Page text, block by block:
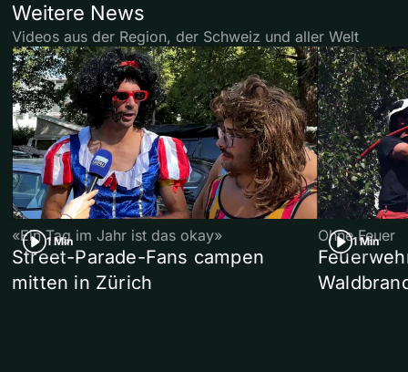
Weitere News
Videos aus der Region, der Schweiz und aller Welt
1 Min
«Ein Tag im Jahr ist das okay»
Street-Parade-Fans campen
mitten in Zürich
1 Min
Ohne Feuer